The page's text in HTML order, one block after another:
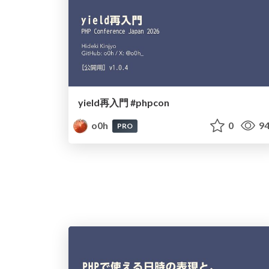
yield再入門 #phpcon
o0h
PRO 0